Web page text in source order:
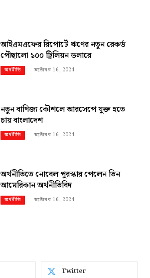
আইএমএফের রিপোর্টে ঋণের নতুন রেকর্ড
পৌছালো ১০০ ট্রিলিয়ন ডলারে
অর্থনীতি অক্টোবর 16, 2024
নতুন বাণিজ্য কৌশলে আরসেপে যুক্ত হতে
চায় বাংলাদেশ
অর্থনীতি অক্টোবর 16, 2024
অর্থনীতিতে নোবেল পুরস্কার পেলেন তিন
আমেরিকান অর্থনীতিবিদ
অর্থনীতি অক্টোবর 16, 2024
Twitter